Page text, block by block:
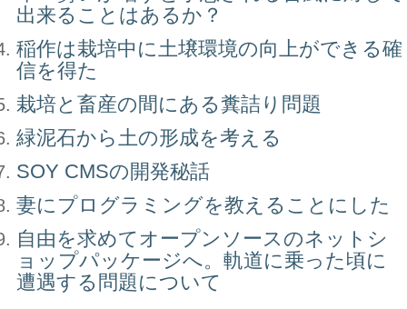
出来ることはあるか？
稲作は栽培中に土壌環境の向上ができる確
信を得た
栽培と畜産の間にある糞詰り問題
緑泥石から土の形成を考える
SOY CMSの開発秘話
妻にプログラミングを教えることにした
自由を求めてオープンソースのネットシ
ョップパッケージへ。軌道に乗った頃に
遭遇する問題について